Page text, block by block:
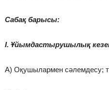
Сабақ барысы:
І. Ұйымдастырушылық
А) Оқушылармен сәлемдесу;